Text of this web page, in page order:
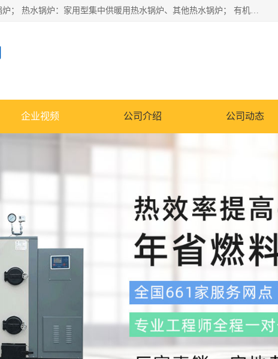
蒸汽锅炉：水管锅炉、火管锅炉、混合式锅炉、其他蒸汽锅炉； 热水锅炉：家用型集中供暖用热水锅炉、其他热水锅炉； 有机热载体锅炉； 船用蒸汽锅炉； （锅炉用辅助设备及装置）蒸汽冷凝器：表面冷凝器、混合式冷凝器、空冷式冷凝器、其他蒸汽冷凝器； 锅炉用辅助设备：节热器、蒸汽收集器、蓄能器、烟垢清除器、气体回收器、泥渣刮除器、空气预热器、其他锅炉用辅助设备；
企业视频 公司介绍 公司动态